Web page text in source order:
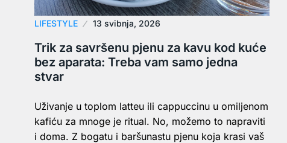
LIFESTYLE 13 svibnja, 2026
Trik za savršenu pjenu za kavu kod kuće
bez aparata: Treba vam samo jedna
stvar
Uživanje u toplom latteu ili cappuccinu u omiljenom
kafiću za mnoge je ritual. No, možemo to napraviti
i doma. Z bogatu i baršunastu pjenu koja krasi vaš